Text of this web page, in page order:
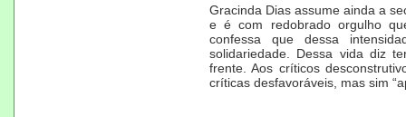
Gracinda Dias assume ainda a
e é com redobrado orgulho
confessa que dessa
solidariedade. Dessa vida diz
frente. Aos críticos
críticas desfavoráveis, mas sim